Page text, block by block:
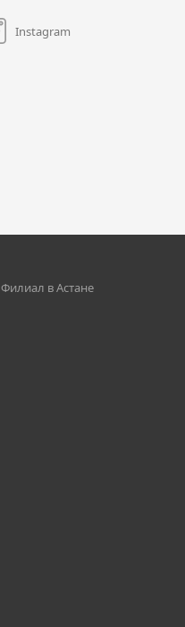
Instagram
Филиал в Астане